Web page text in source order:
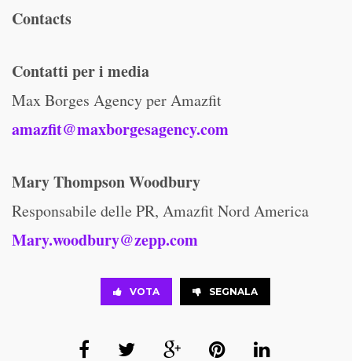
Contacts
Contatti per i media
Max Borges Agency per Amazfit
amazfit@maxborgesagency.com
Mary Thompson Woodbury
Responsabile delle PR, Amazfit Nord America
Mary.woodbury@zepp.com
VOTA SEGNALA